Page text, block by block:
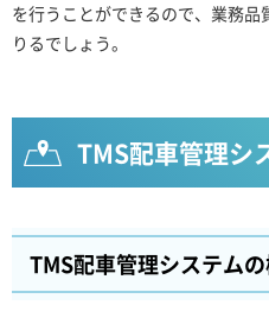
を行うことができるので、業務
りるでしょう。
TMS配車管理シ
TMS配車管理システム